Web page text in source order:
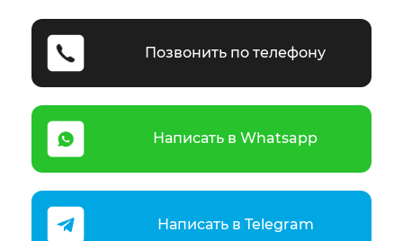
Позвонить по телефону
Написать в Whatsapp
Написать в Telegram